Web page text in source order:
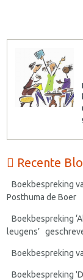
Recente
Boekbespreking
Posthuma de Boer
Boekbespreking
leugens’
Boekbespreking
Boekbespreking